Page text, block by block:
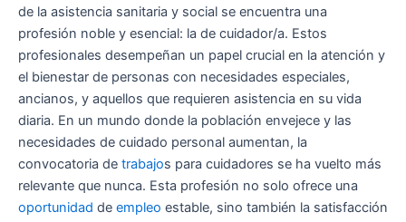
de la asistencia sanitaria y social se encuentra una
profesión noble y esencial: la de cuidador/a. Estos
profesionales desempeñan un papel crucial en la atención y
el bienestar de personas con necesidades especiales,
ancianos, y aquellos que requieren asistencia en su vida
diaria. En un mundo donde la población envejece y las
necesidades de cuidado personal aumentan, la
convocatoria de trabajos para cuidadores se ha vuelto más
relevante que nunca. Esta profesión no solo ofrece una
oportunidad de empleo estable, sino también la satisfacción